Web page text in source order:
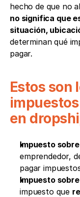
no significa que
situación,
determinan qué
pagar.
Estos son
en
Impuesto
emprendedor,
pagar
Impuesto
impuesto que